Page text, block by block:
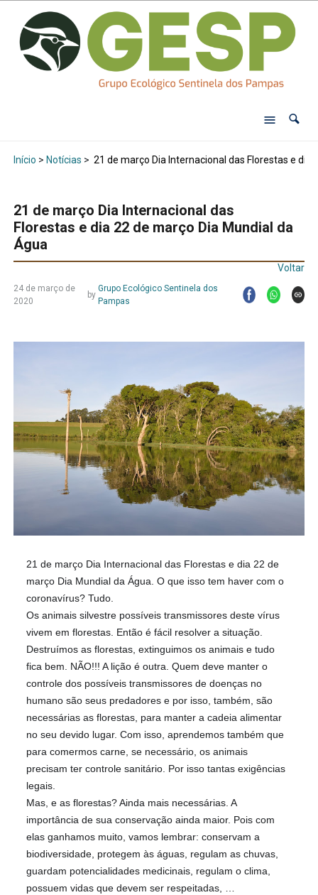
Início > Notícias > 21 de março Dia Internacional das Florestas e dia
21 de março Dia Internacional das
Florestas e dia 22 de março Dia Mundial da
Água
Voltar
24 de março de
2020
by
Grupo Ecológico Sentinela dos
Pampas
21 de março Dia Internacional das Florestas e dia 22 de
março Dia Mundial da Água. O que isso tem haver com o
coronavírus? Tudo.
Os animais silvestre possíveis transmissores deste vírus
vivem em florestas. Então é fácil resolver a situação.
Destruímos as florestas, extinguimos os animais e tudo
fica bem. NÃO!!! A lição é outra. Quem deve manter o
controle dos possíveis transmissores de doenças no
humano são seus predadores e por isso, também, são
necessárias as florestas, para manter a cadeia alimentar
no seu devido lugar. Com isso, aprendemos também que
para comermos carne, se necessário, os animais
precisam ter controle sanitário. Por isso tantas exigências
legais.
Mas, e as florestas? Ainda mais necessárias. A
importância de sua conservação ainda maior. Pois com
elas ganhamos muito, vamos lembrar: conservam a
biodiversidade, protegem às águas, regulam as chuvas,
guardam potencialidades medicinais, regulam o clima,
possuem vidas que devem ser respeitadas, …